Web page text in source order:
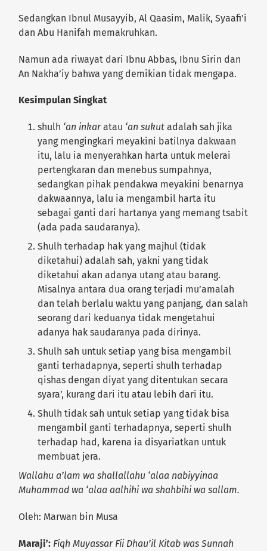
Sedangkan Ibnul Musayyib, Al Qaasim, Malik, Syaafi’i
dan Abu Hanifah memakruhkan.
Namun ada riwayat dari Ibnu Abbas, Ibnu Sirin dan
An Nakha’iy bahwa yang demikian tidak mengapa.
Kesimpulan Singkat
shulh ‘an inkaratau ‘an sukut adalah sah jika
yang mengingkari meyakini batilnya dakwaan
itu, lalu ia menyerahkan harta untuk melerai
pertengkaran dan menebus sumpahnya,
sedangkan pihak pendakwa meyakini benarnya
dakwaannya, lalu ia mengambil harta itu
sebagai ganti dari hartanya yang memang tsabit
(ada pada saudaranya).
Shulh terhadap hak yang majhul (tidak
diketahui) adalah sah, yakni yang tidak
diketahui akan adanya utang atau barang.
Misalnya antara dua orang terjadi mu’amalah
dan telah berlalu waktu yang panjang, dan salah
seorang dari keduanya tidak mengetahui
adanya hak saudaranya pada dirinya.
Shulh sah untuk setiap yang bisa mengambil
ganti terhadapnya, seperti shulh terhadap
qishas dengan diyat yang ditentukan secara
syara’, kurang dari itu atau lebih dari itu.
Shulh tidak sah untuk setiap yang tidak bisa
mengambil ganti terhadapnya, seperti shulh
terhadap had, karena ia disyariatkan untuk
membuat jera.
Wallahu a’lam wa shallallahu ‘alaa nabiyyinaa
Muhammad wa ‘alaa aalhihi wa shahbihi wa sallam.
Oleh: Marwan bin Musa
Maraji’: Fiqh Muyassar Fii Dhau’il Kitab was Sunnah